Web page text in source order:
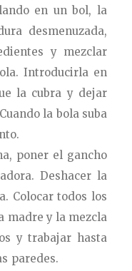
en un bol, la
desmenuzada,
y mezclar
Introducirla en
la cubra y dejar
la bola suba
poner el gancho
Deshacer la
Colocar todos los
madre y la mezcla
y trabajar hasta
paredes.